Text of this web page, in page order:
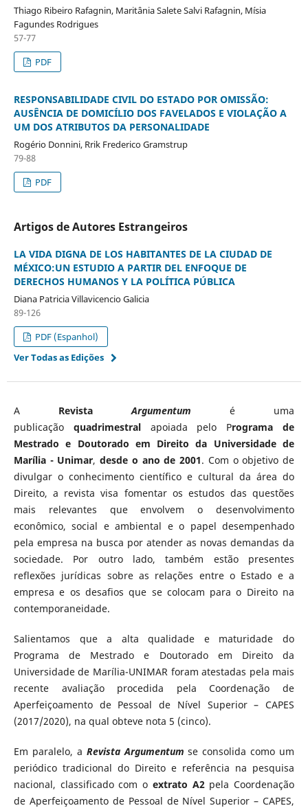
Thiago Ribeiro Rafagnin, Maritânia Salete Salvi Rafagnin, Mísia
Fagundes Rodrigues
57-77
PDF
RESPONSABILIDADE CIVIL DO ESTADO POR OMISSÃO:
AUSÊNCIA DE DOMICÍLIO DOS FAVELADOS E VIOLAÇÃO A
UM DOS ATRIBUTOS DA PERSONALIDADE
Rogério Donnini, Rrik Frederico Gramstrup
79-88
PDF
Artigos de Autores Estrangeiros
LA VIDA DIGNA DE LOS HABITANTES DE LA CIUDAD DE
MÉXICO:UN ESTUDIO A PARTIR DEL ENFOQUE DE
DERECHOS HUMANOS Y LA POLÍTICA PÚBLICA
Diana Patricia Villavicencio Galicia
89-126
PDF (Espanhol)
Ver Todas as Edições
A Revista Argumentum é uma
publicação quadrimestralapoiada pelo Programa de
Mestrado e Doutorado em Direito da Universidade de
Marília - Unimar,desde o ano de 2001. Com o objetivo de
divulgar o conhecimento científico e cultural da área do
Direito, a revista visa fomentar os estudos das questões
mais relevantes que envolvem o desenvolvimento
econômico, social e ambiental e o papel desempenhado
pela empresa na busca por atender as novas demandas da
sociedade. Por outro lado, também estão presentes
reflexões jurídicas sobre as relações entre o Estado e a
empresa e os desafios que se colocam para o Direito na
contemporaneidade.
Salientamos que a alta qualidade e maturidade do
Programa de Mestrado e Doutorado em Direito da
Universidade de Marília-UNIMAR foram atestadas pela mais
recente avaliação procedida pela Coordenação de
Aperfeiçoamento de Pessoal de Nível Superior – CAPES
(2017/2020), na qual obteve nota 5 (cinco).
Em paralelo, a Revista Argumentum se consolida como um
periódico tradicional do Direito e referência na pesquisa
nacional, classificado com o extrato A2pela Coordenação
de Aperfeiçoamento de Pessoal de Nível Superior – CAPES,